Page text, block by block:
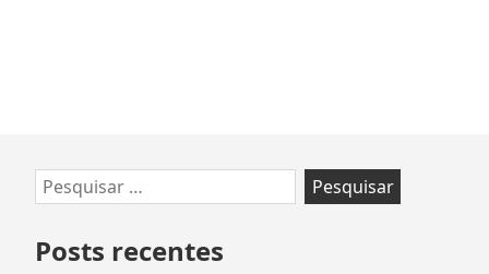
Ir
para
rodapé
Pesquisar
por:
Posts recentes